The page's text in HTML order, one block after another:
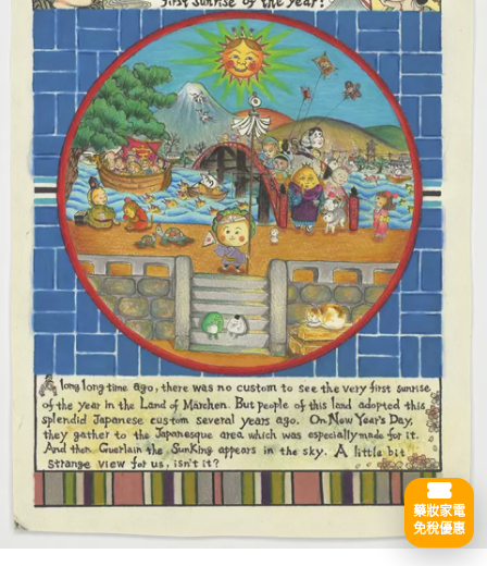
藥妝家電
免稅優惠